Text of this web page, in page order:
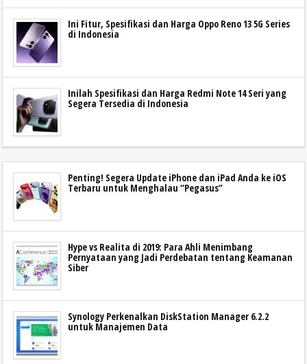
Ini Fitur, Spesifikasi dan Harga Oppo Reno 13 5G Series
di Indonesia
Inilah Spesifikasi dan Harga Redmi Note 14 Seri yang
Segera Tersedia di Indonesia
Penting! Segera Update iPhone dan iPad Anda ke iOS
Terbaru untuk Menghalau “Pegasus”
Hype vs Realita di 2019: Para Ahli Menimbang
Pernyataan yang Jadi Perdebatan tentang Keamanan
Siber
Synology Perkenalkan DiskStation Manager 6.2.2
untuk Manajemen Data